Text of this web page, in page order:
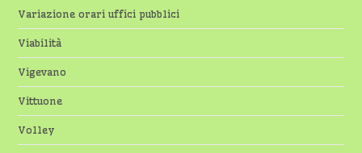
Variazione orari uffici pubblici
Viabilità
Vigevano
Vittuone
Volley